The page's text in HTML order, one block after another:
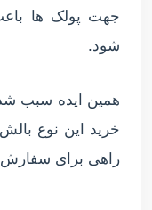
جهت پولک ها
شود.
همین ایده سبب
خرید این نوع
راهی برای سفارش